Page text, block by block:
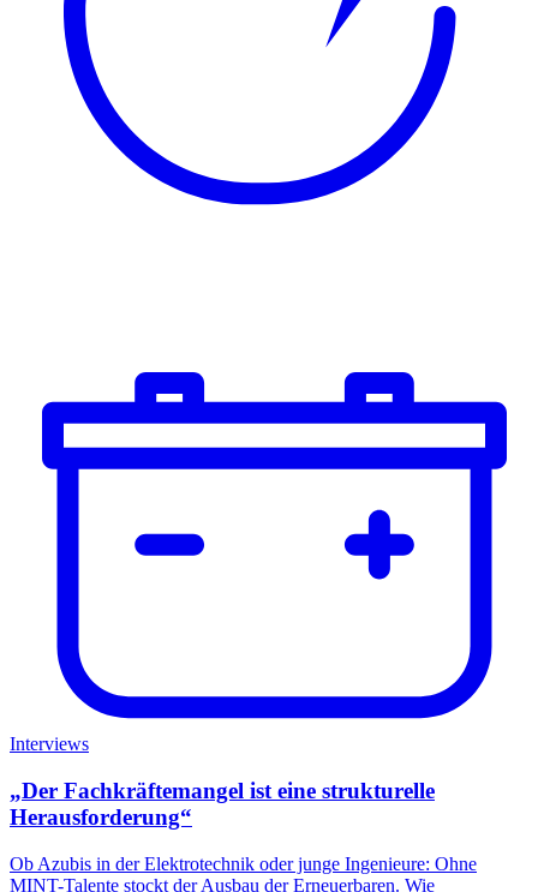
Interviews
„Der Fachkräftemangel ist eine strukturelle
Herausforderung“
Ob Azubis in der Elektrotechnik oder junge Ingenieure: Ohne
MINT-Talente stockt der Ausbau der Erneuerbaren. Wie